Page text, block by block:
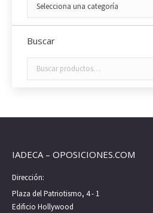
Selecciona una categoría
Buscar
IADECA – OPOSICIONES.COM
Dirección:
Plaza del Patriotismo, 4 - 1
Edificio Hollywood